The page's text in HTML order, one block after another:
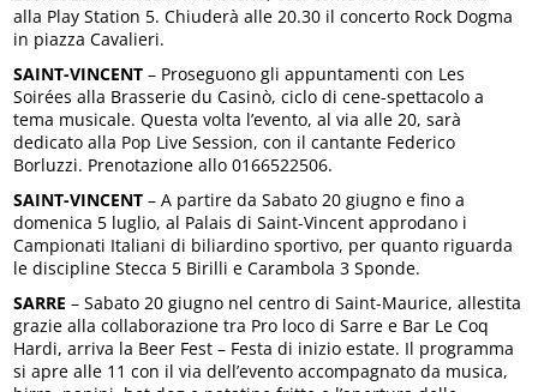
alla Play Station 5. Chiuderà alle 20.30 il concerto Rock Dogma
in piazza Cavalieri.
SAINT-VINCENT – Proseguono gli appuntamenti con Les
Soirées alla Brasserie du Casinò, ciclo di cene-spettacolo a
tema musicale. Questa volta l’evento, al via alle 20, sarà
dedicato alla Pop Live Session, con il cantante Federico
Borluzzi. Prenotazione allo 0166522506.
SAINT-VINCENT – A partire da Sabato 20 giugno e fino a
domenica 5 luglio, al Palais di Saint-Vincent approdano i
Campionati Italiani di biliardino sportivo, per quanto riguarda
le discipline Stecca 5 Birilli e Carambola 3 Sponde.
SARRE – Sabato 20 giugno nel centro di Saint-Maurice, allestita
grazie alla collaborazione tra Pro loco di Sarre e Bar Le Coq
Hardi, arriva la Beer Fest – Festa di inizio estate. Il programma
si apre alle 11 con il via dell’evento accompagnato da musica,